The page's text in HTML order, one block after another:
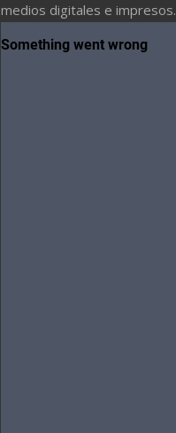
medios digitales e impresos.